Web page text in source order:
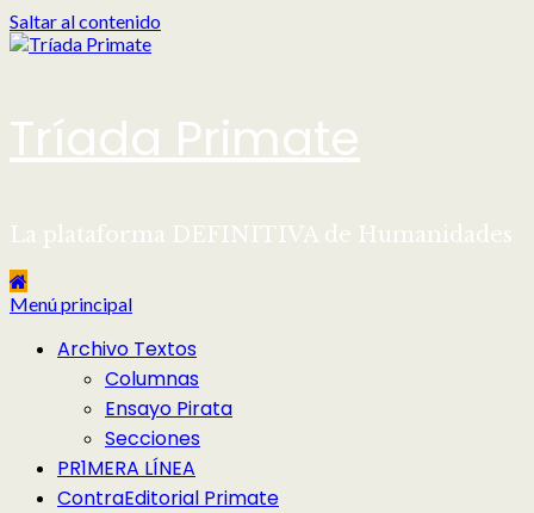
Saltar al contenido
Tríada Primate
La plataforma DEFINITIVA de Humanidades
Menú principal
Archivo Textos
Columnas
Ensayo Pirata
Secciones
PR1MERA LÍNEA
ContraEditorial Primate